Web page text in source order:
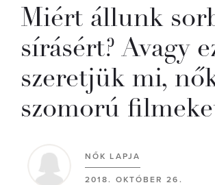
Miért állunk
sírásért? Avagy
szeretjük mi,
szomorú
NŐK LAPJA
2018. OKTÓBER 26.